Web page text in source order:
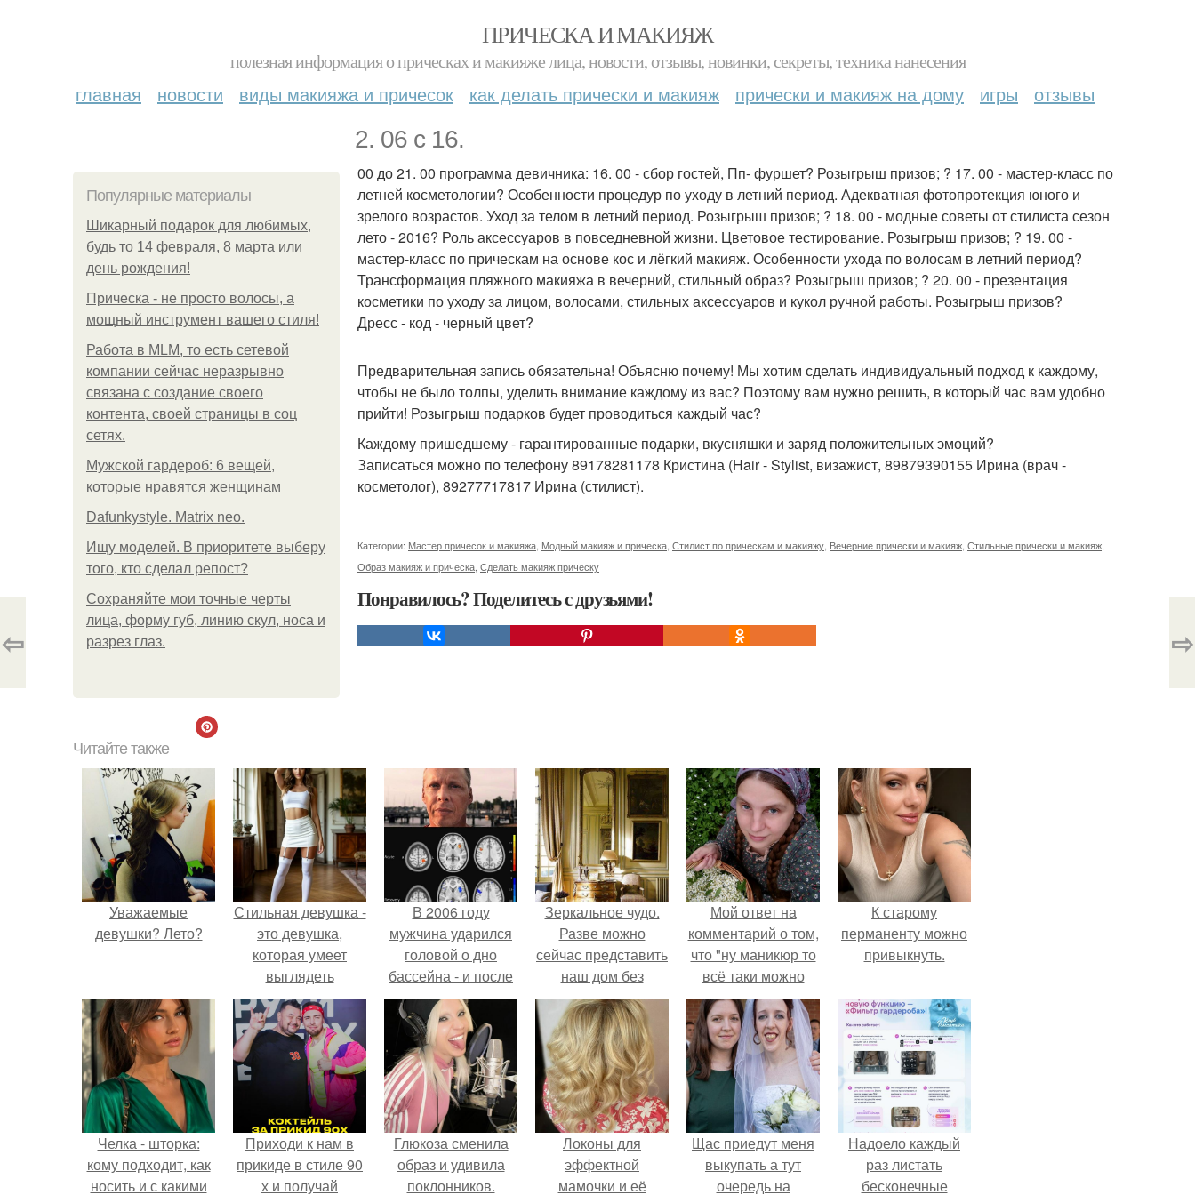
ПРИЧЕСКА И МАКИЯЖ
полезная информация о прическах и макияже лица, новости, отзывы, новинки, секреты, техника нанесения
главная новости виды макияжа и причесок как делать прически и макияж прически и макияж на дому игры отзывы
2. 06 с 16.
Популярные материалы
Шикарный подарок для любимых,
будь то 14 февраля, 8 марта или
день рождения!
Прическа - не просто волосы, а
мощный инструмент вашего стиля!
Работа в MLM, то есть сетевой
компании сейчас неразрывно
связана с создание своего
контента, своей страницы в соц
сетях.
Мужской гардероб: 6 вещей,
которые нравятся женщинам
Dafunkystyle. Matrix neo.
Ищу моделей. В приоритете выберу
того, кто сделал репост?
Сохраняйте мои точные черты
лица, форму губ, линию скул, носа и
разрез глаз.
00 до 21. 00 программа девичника: 16. 00 - сбор гостей, Пп- фуршет? Розыгрыш призов; ? 17. 00 - мастер-класс по
летней косметологии? Особенности процедур по уходу в летний период. Адекватная фотопротекция юного и
зрелого возрастов. Уход за телом в летний период. Розыгрыш призов; ? 18. 00 - модные советы от стилиста сезон
лето - 2016? Роль аксессуаров в повседневной жизни. Цветовое тестирование. Розыгрыш призов; ? 19. 00 -
мастер-класс по прическам на основе кос и лёгкий макияж. Особенности ухода по волосам в летний период?
Трансформация пляжного макияжа в вечерний, стильный образ? Розыгрыш призов; ? 20. 00 - презентация
косметики по уходу за лицом, волосами, стильных аксессуаров и кукол ручной работы. Розыгрыш призов?
Дресс - код - черный цвет?
Предварительная запись обязательна! Объясню почему! Мы хотим сделать индивидуальный подход к каждому,
чтобы не было толпы, уделить внимание каждому из вас? Поэтому вам нужно решить, в который час вам удобно
прийти! Розыгрыш подарков будет проводиться каждый час?
Каждому пришедшему - гарантированные подарки, вкусняшки и заряд положительных эмоций?
Записаться можно по телефону 89178281178 Кристина (Hair - Stylist, визажист, 89879390155 Ирина (врач -
косметолог), 89277717817 Ирина (стилист).
Категории: Мастер причесок и макияжа Модный макияж и прическа Стилист по прическам и макияжу Вечерние прически и макияж Стильные прически и макияж
Образ макияж и прическа Сделать макияж прическу
Понравилось? Поделитесь с друзьями!
⇦ ⇨
Читайте также
Уважаемые
девушки? Лето?
Стильная девушка -
это девушка,
которая умеет
выглядеть
привлекательно и
элегантно в любои
ситуации.
В 2006 году
мужчина ударился
головой о дно
бассейна - и после
этого его жизнь
изменилась самым
странным образом.
Зеркальное чудо.
Разве можно
сейчас представить
наш дом без
зеркал, да и
обойтись без них
представляется
совсем
невозможным.
Мой ответ на
комментарий о том,
что "ну маникюр то
всё таки можно
было бы сделать.
К старому
перманенту можно
привыкнуть.
Челка - шторка:
кому подходит, как
носить и с какими
Приходи к нам в
прикиде в стиле 90
х и получай
Глюкоза сменила
образ и удивила
поклонников.
Локоны для
эффектной
мамочки и её
Щас приедут меня
выкупать а тут
очередь на
Надоело каждый
раз листать
бесконечные